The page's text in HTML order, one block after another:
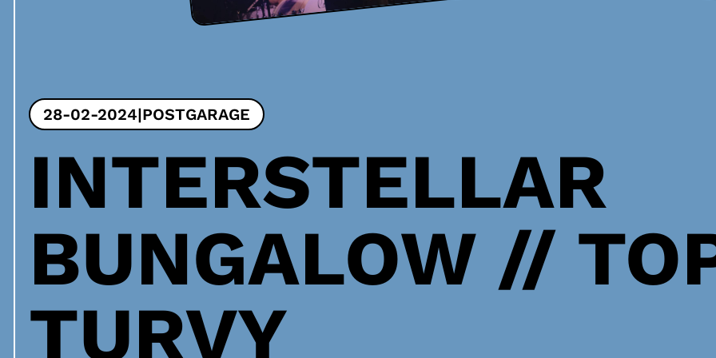
28-02-2024|POSTGARAGE
INTERSTELLAR
BUNGALOW //
TURVY